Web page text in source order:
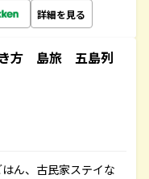
詳細を見る
方 島旅 五島列
ん、古民家ステイな